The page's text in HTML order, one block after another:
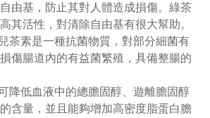
由基，防止其對人體造成損傷。綠茶
其活性，對清除自由基有很大幫助。
茶素是一種抗菌物質，對部分細菌有
傷腸道內的有益菌繁殖，具備整腸的
降低血液中的總膽固醇、遊離膽固醇
含量，並且能夠增加高密度脂蛋白膽